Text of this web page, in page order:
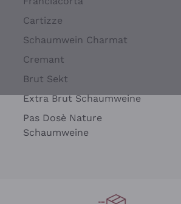
Cartizze
Schaumwein Charmat
Cremant
Brut Sekt
Extra Brut Schaumweine
Pas Dosè Nature
Schaumweine